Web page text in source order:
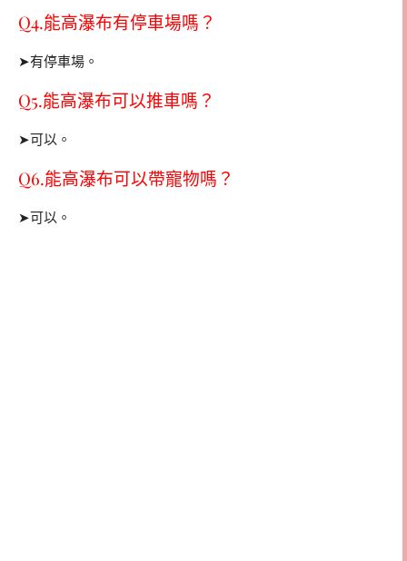
Q4.能高瀑布有停車場嗎？
➤有停車場。
Q5.能高瀑布可以推車嗎？
➤可以。
Q6.能高瀑布可以帶寵物嗎？
➤可以。